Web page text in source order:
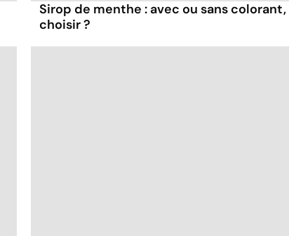
Sirop de menthe : avec ou sans
choisir ?